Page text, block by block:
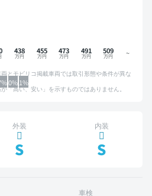
0%1%
438 455 473 491 509
とモビリコ掲載車両では取引形態や条件が異な
「高い、安い」を示すものではありません。
外装
S
内装
S
車検